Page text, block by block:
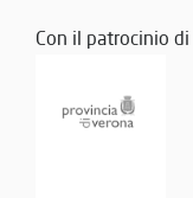
Con il patrocinio di